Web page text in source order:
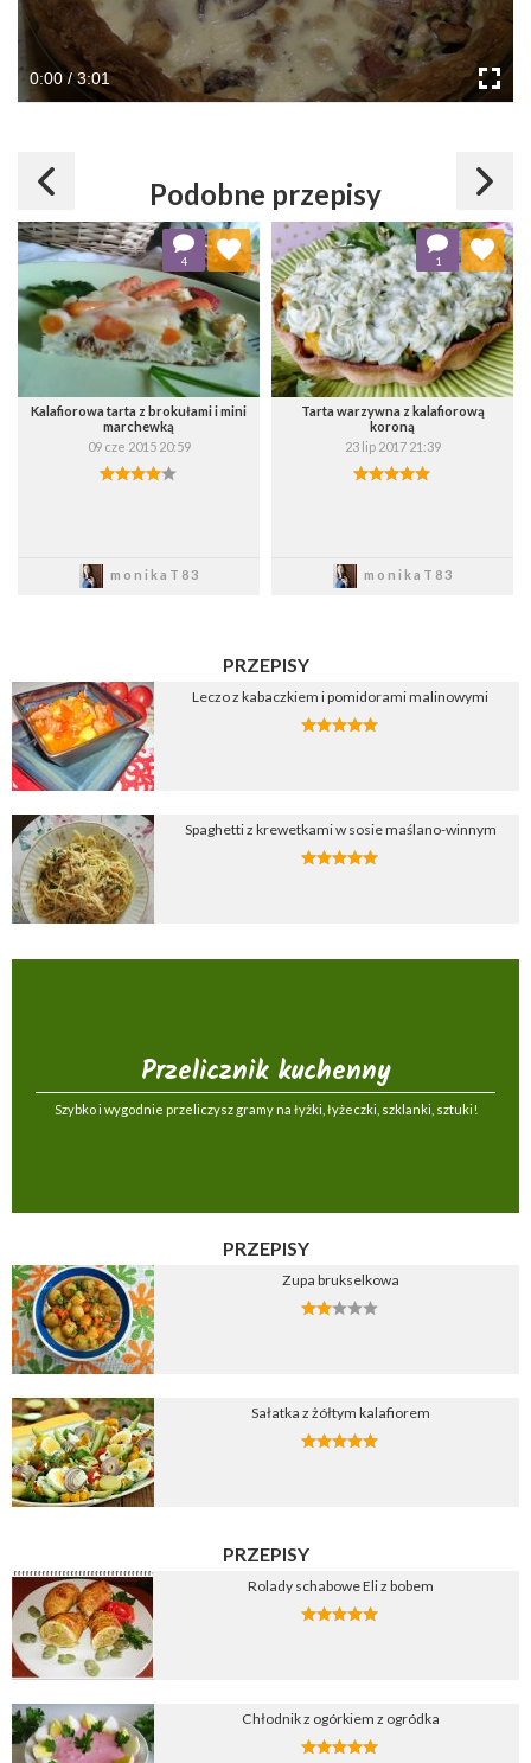
0:00 / 3:01
Podobne przepisy
Kalafiorowa tarta z brokułami i mini
marchewką
09 cze 2015 20:59
monikaT83
4
Dodaj do ulubionych
Wybierz listę:
Tarta warzywna z kalafiorową
koroną
23 lip 2017 21:39
monikaT83
1
Dodaj do ulubionych
Wybierz listę:
PRZEPISY
Leczo z kabaczkiem i pomidorami malinowymi
Spaghetti z krewetkami w sosie maślano-winnym
Przelicznik kuchenny
Szybko i wygodnie przeliczysz gramy na łyżki, łyżeczki, szklanki, sztuki!
PRZEPISY
Zupa brukselkowa
Sałatka z żółtym kalafiorem
PRZEPISY
Rolady schabowe Eli z bobem
Chłodnik z ogórkiem z ogródka